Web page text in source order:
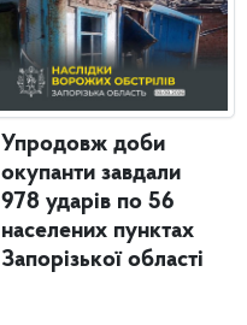
Упродовж доби
окупанти завдали
978 ударів по 56
населених пунктах
Запорізької області